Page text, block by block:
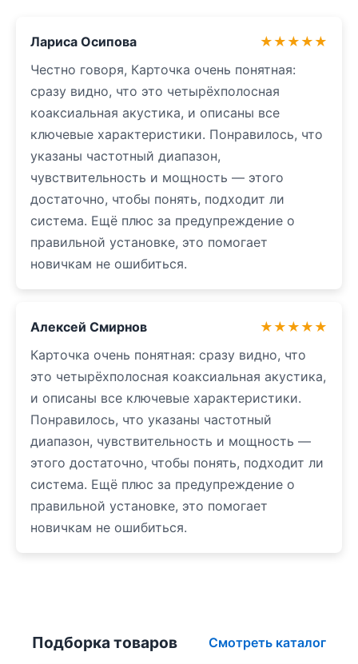
Лариса Осипова
★★★★★
Честно говоря, Карточка очень понятная:
сразу видно, что это четырёхполосная
коаксиальная акустика, и описаны все
ключевые характеристики. Понравилось, что
указаны частотный диапазон,
чувствительность и мощность — этого
достаточно, чтобы понять, подходит ли
система. Ещё плюс за предупреждение о
правильной установке, это помогает
новичкам не ошибиться.
Алексей Смирнов
★★★★★
Карточка очень понятная: сразу видно, что
это четырёхполосная коаксиальная акустика,
и описаны все ключевые характеристики.
Понравилось, что указаны частотный
диапазон, чувствительность и мощность —
этого достаточно, чтобы понять, подходит ли
система. Ещё плюс за предупреждение о
правильной установке, это помогает
новичкам не ошибиться.
Подборка товаров Смотреть каталог